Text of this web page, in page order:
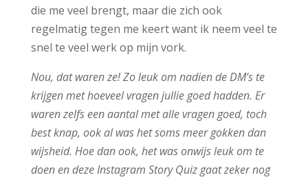
die me veel brengt, maar die zich ook
regelmatig tegen me keert want ik neem veel te
snel te veel werk op mijn vork.
Nou, dat waren ze! Zo leuk om nadien de DM’s te
krijgen met hoeveel vragen jullie goed hadden. Er
waren zelfs een aantal met alle vragen goed, toch
best knap, ook al was het soms meer gokken dan
wijsheid. Hoe dan ook, het was onwijs leuk om te
doen en deze Instagram Story Quiz gaat zeker nog